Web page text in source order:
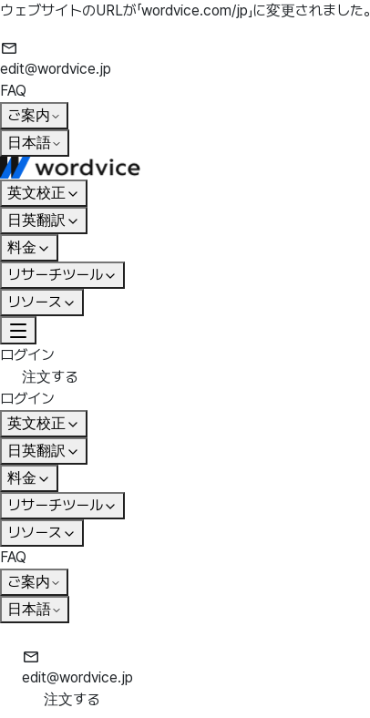
ウェブサイトのURLが「wordvice.com/jp」に変更されました。
edit@wordvice.jp
FAQ
ご案内
日本語
英文校正
日英翻訳
料金
リサーチツール
リソース
ログイン
注文する
ログイン
英文校正
日英翻訳
料金
リサーチツール
リソース
FAQ
ご案内
日本語
edit@wordvice.jp
注文する